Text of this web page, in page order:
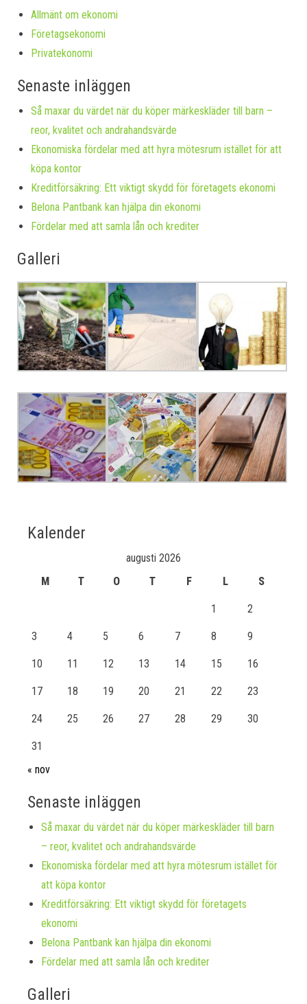
Allmänt om ekonomi
Företagsekonomi
Privatekonomi
Senaste inläggen
Så maxar du värdet när du köper märkeskläder till barn –
reor, kvalitet och andrahandsvärde
Ekonomiska fördelar med att hyra mötesrum istället för att
köpa kontor
Kreditförsäkring: Ett viktigt skydd för företagets ekonomi
Belona Pantbank kan hjälpa din ekonomi
Fördelar med att samla lån och krediter
Galleri
Kalender
augusti 2026
M
T O T F L S
1 2
3 4 5 6 7 8 9
10 11 12 13 14 15 16
17 18 19 20 21 22 23
24 25 26 27 28 29 30
31
« nov
Senaste inläggen
Så maxar du värdet när du köper märkeskläder till barn
– reor, kvalitet och andrahandsvärde
Ekonomiska fördelar med att hyra mötesrum istället för
att köpa kontor
Kreditförsäkring: Ett viktigt skydd för företagets
ekonomi
Belona Pantbank kan hjälpa din ekonomi
Fördelar med att samla lån och krediter
Galleri